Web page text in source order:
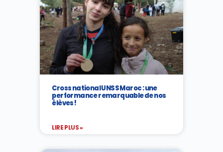
Cross national UNSS Maroc : une
performance remarquable de nos
élèves !
LIRE PLUS »